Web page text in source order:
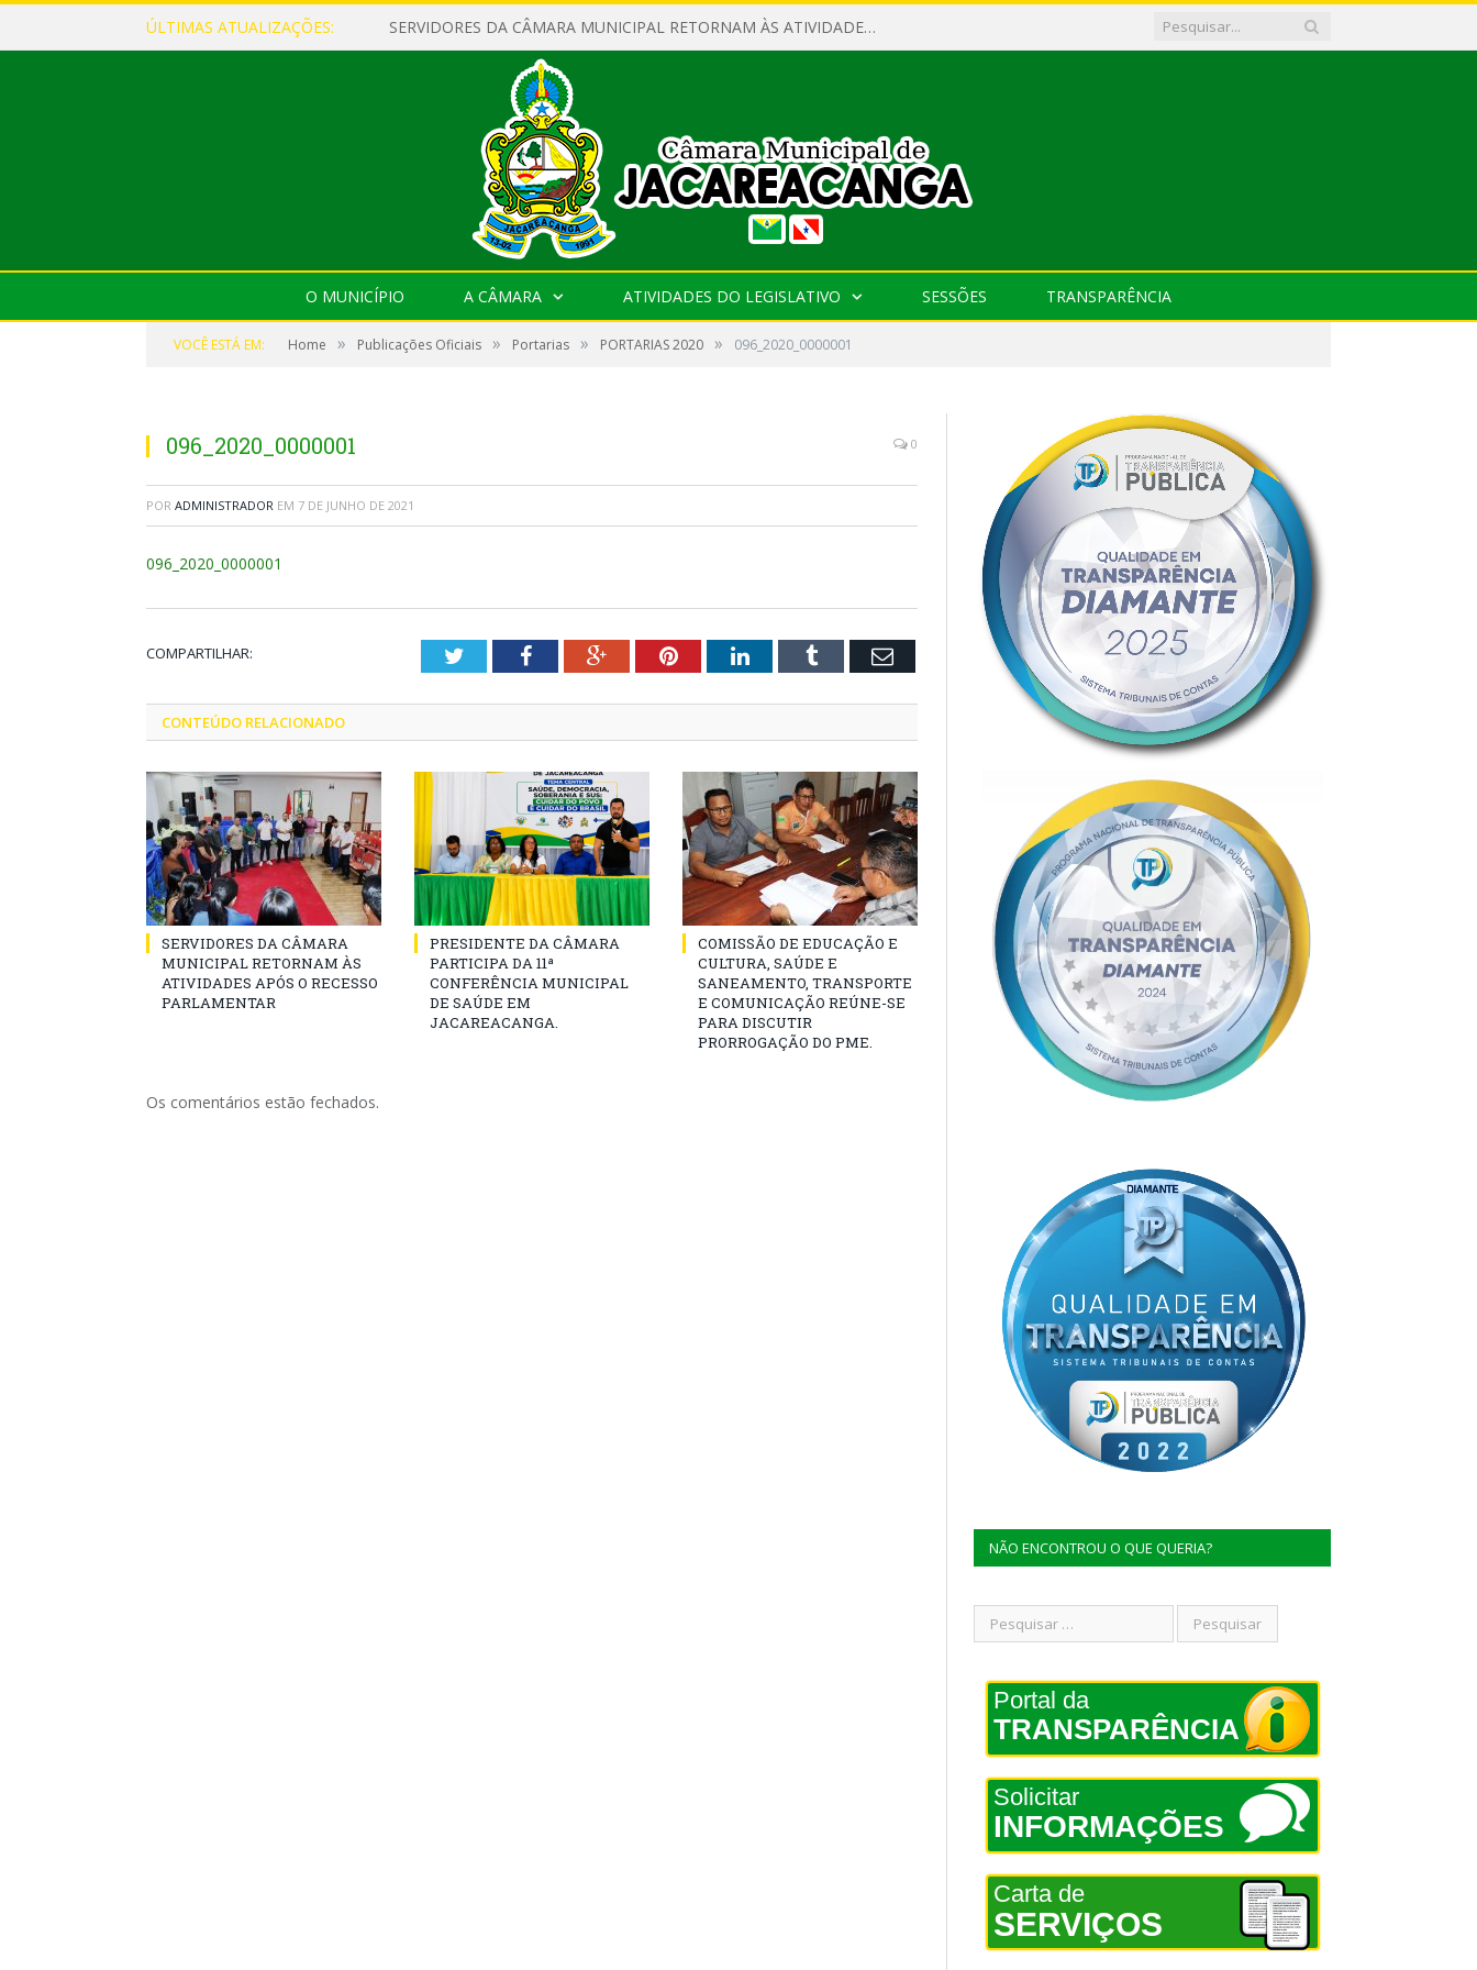
ÚLTIMAS ATUALIZAÇÕES: SERVIDORES DA CÂMARA MUNICIPAL RETORNAM ÀS ATIVIDADES APÓS O RECESSO PARLAMENTAR
O MUNICÍPIO A CÂMARA ATIVIDADES DO LEGISLATIVO SESSÕES TRANSPARÊNCIA
VOCÊ ESTÁ EM: Home » Publicações Oficiais » Portarias » PORTARIAS 2020 » 096_2020_0000001
096_2020_0000001 0
POR ADMINISTRADOR EM 7 DE JUNHO DE 2021
096_2020_0000001
COMPARTILHAR: TwitterFacebookGoogle+PinterestLinkedInTumblr Email
CONTEÚDO RELACIONADO
SERVIDORES DA CÂMARA
MUNICIPAL RETORNAM ÀS
ATIVIDADES APÓS O RECESSO
PARLAMENTAR
PRESIDENTE DA CÂMARA
PARTICIPA DA 11ª
CONFERÊNCIA MUNICIPAL
DE SAÚDE EM
JACAREACANGA.
COMISSÃO DE EDUCAÇÃO E
CULTURA, SAÚDE E
SANEAMENTO, TRANSPORTE
E COMUNICAÇÃO REÚNE-SE
PARA DISCUTIR
PRORROGAÇÃO DO PME.
Os comentários estão fechados.
NÃO ENCONTROU O QUE QUERIA?
Portal da
TRANSPARÊNCIA
Solicitar
INFORMAÇÕES
Carta de
SERVIÇOS